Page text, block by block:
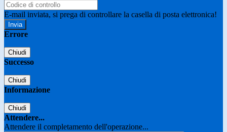
E-mail inviata, si prega di controllare la casella di posta elettronica!
Errore
Chiudi
Successo
Chiudi
Informazione
Chiudi
Attendere...
Attendere il completamento dell'operazione...